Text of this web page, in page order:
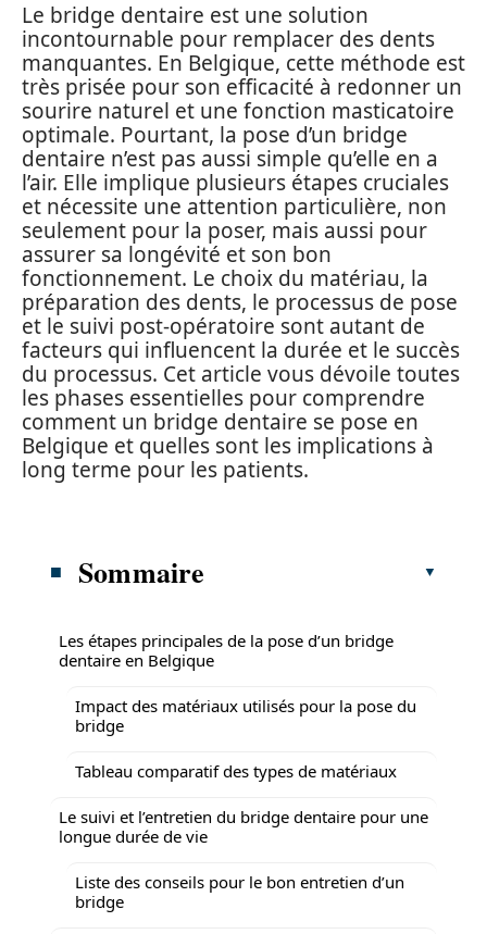
Le bridge dentaire est une solution
incontournable pour remplacer des dents
manquantes. En Belgique, cette méthode est
très prisée pour son efficacité à redonner un
sourire naturel et une fonction masticatoire
optimale. Pourtant, la pose d’un bridge
dentaire n’est pas aussi simple qu’elle en a
l’air. Elle implique plusieurs étapes cruciales
et nécessite une attention particulière, non
seulement pour la poser, mais aussi pour
assurer sa longévité et son bon
fonctionnement. Le choix du matériau, la
préparation des dents, le processus de pose
et le suivi post-opératoire sont autant de
facteurs qui influencent la durée et le succès
du processus. Cet article vous dévoile toutes
les phases essentielles pour comprendre
comment un bridge dentaire se pose en
Belgique et quelles sont les implications à
long terme pour les patients.
Sommaire
Les étapes principales de la pose d’un bridge
dentaire en Belgique
Impact des matériaux utilisés pour la pose du
bridge
Tableau comparatif des types de matériaux
Le suivi et l’entretien du bridge dentaire pour une
longue durée de vie
Liste des conseils pour le bon entretien d’un
bridge